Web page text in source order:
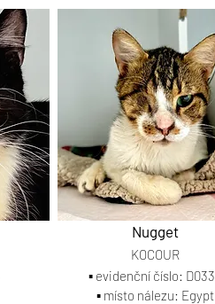
Nugget
▪️ evidenční číslo: D033
▪️ místo nálezu: Egypt
KOCOUR